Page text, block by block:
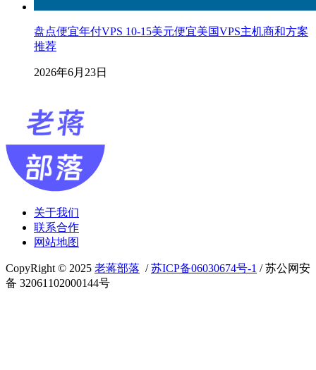
盘点便宜年付VPS 10-15美元便宜美国VPS主机商和方案
推荐
2026年6月23日
关于我们
联系合作
网站地图
CopyRight © 2025 老蒋部落 /苏ICP备06030674号-1 / 苏公网安
备 32061102000144号